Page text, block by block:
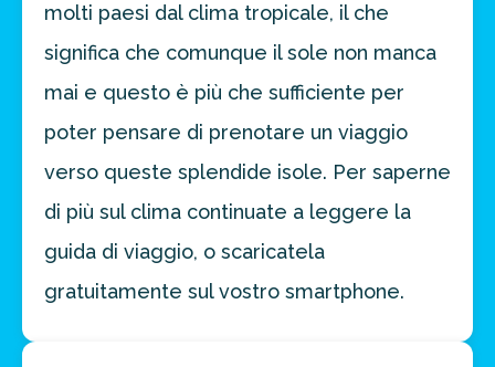
molti paesi dal clima tropicale, il che
significa che comunque il sole non manca
mai e questo è più che sufficiente per
poter pensare di prenotare un viaggio
verso queste splendide isole. Per saperne
di più sul clima continuate a leggere la
guida di viaggio, o scaricatela
gratuitamente sul vostro smartphone.